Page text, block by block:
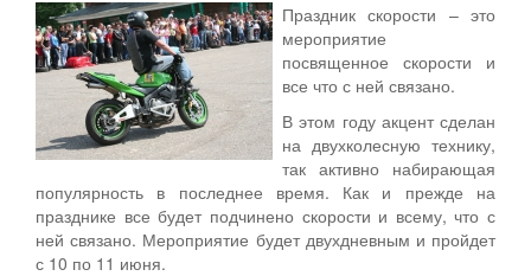
Праздник скорости – это
мероприятие
посвященное скорости и
все что с ней связано.
В этом году акцент сделан
на двухколесную технику,
так активно набирающая
популярность в последнее время. Как и прежде на
празднике все будет подчинено скорости и всему, что с
ней связано. Мероприятие будет двухдневным и пройдет
с 10 по 11 июня.